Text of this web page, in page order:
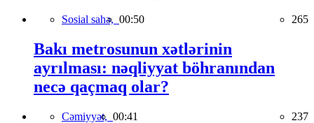
Sosial sahə, 00:50 265
Bakı metrosunun xətlərinin
ayrılması: nəqliyyat böhranından
necə qaçmaq olar?
Cəmiyyət, 00:41 237